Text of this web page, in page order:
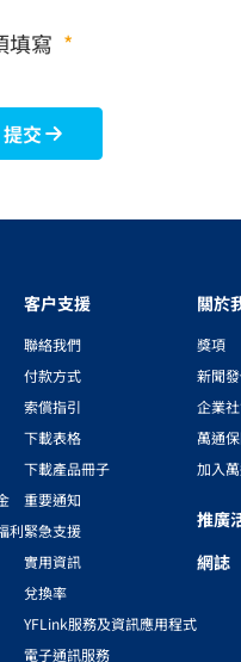
填寫 *
提交
利
客户支援
聯絡我們
付款方式
索償指引
下載表格
下載產品冊子
重要通知
緊急支援
實用資訊
兌換率
YFLink服務及資訊應用程式
電子通訊服務
關於
獎項
新聞
企業
萬通
加入
推廣
網誌